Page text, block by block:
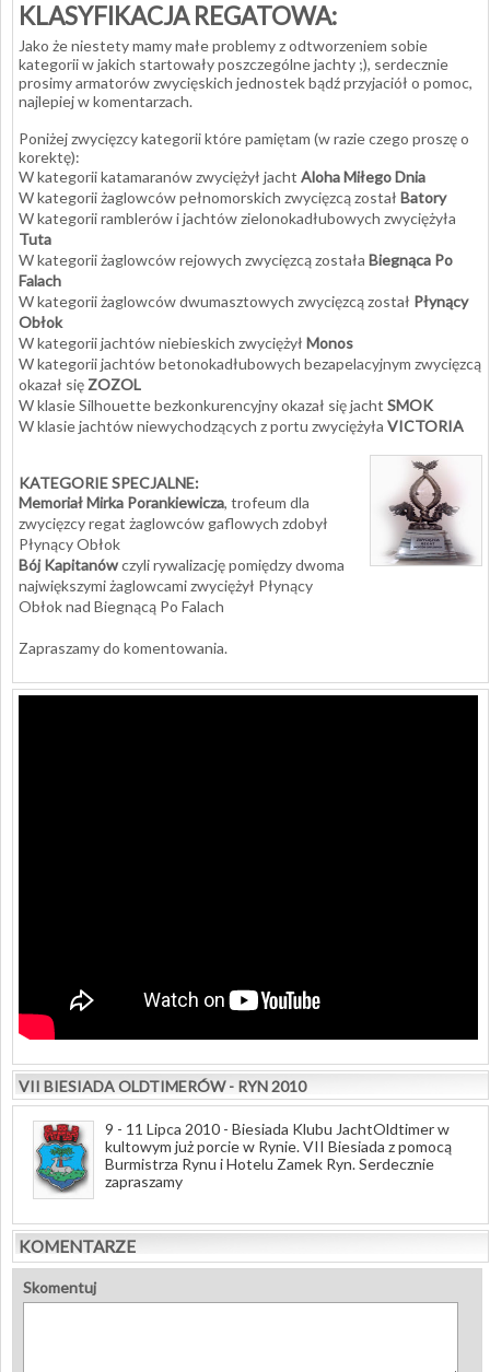
KLASYFIKACJA REGATOWA:
Jako że niestety mamy małe problemy z odtworzeniem sobie
kategorii w jakich startowały poszczególne jachty ;), serdecznie
prosimy armatorów zwycięskich jednostek bądź przyjaciół o pomoc,
najlepiej w komentarzach.
Poniżej zwycięzcy kategorii które pamiętam (w razie czego proszę o
korektę):
W kategorii katamaranów zwyciężył jacht Aloha Miłego Dnia
W kategorii żaglowców pełnomorskich zwycięzcą został Batory
W kategorii ramblerów i jachtów zielonokadłubowych zwyciężyła
Tuta
W kategorii żaglowców rejowych zwycięzcą została Biegnąca Po
Falach
W kategorii żaglowców dwumasztowych zwycięzcą został Płynący
Obłok
W kategorii jachtów niebieskich zwyciężył Monos
W kategorii jachtów betonokadłubowych bezapelacyjnym zwycięzcą
okazał się ZOZOL
W klasie Silhouette bezkonkurencyjny okazał się jacht SMOK
W klasie jachtów niewychodzących z portu zwyciężyła VICTORIA
KATEGORIE SPECJALNE:
Memoriał Mirka Porankiewicza, trofeum dla
zwycięzcy regat żaglowców gaflowych zdobył
Płynący Obłok
Bój Kapitanówczyli rywalizację pomiędzy dwoma
największymi żaglowcami zwyciężył Płynący
Obłok nad Biegnącą Po Falach
Zapraszamy do komentowania.
VII BIESIADA OLDTIMERÓW - RYN 2010
9 - 11 Lipca 2010 - Biesiada Klubu JachtOldtimer w
kultowym już porcie w Rynie. VII Biesiada z pomocą
Burmistrza Rynu i Hotelu Zamek Ryn. Serdecznie
zapraszamy
KOMENTARZE
Skomentuj